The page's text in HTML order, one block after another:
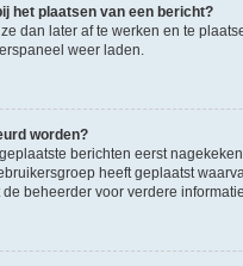
het plaatsen van een bericht?
dan later af te werken en te
weer laden.
worden?
berichten eerst
heeft geplaatst
beheerder voor verdere